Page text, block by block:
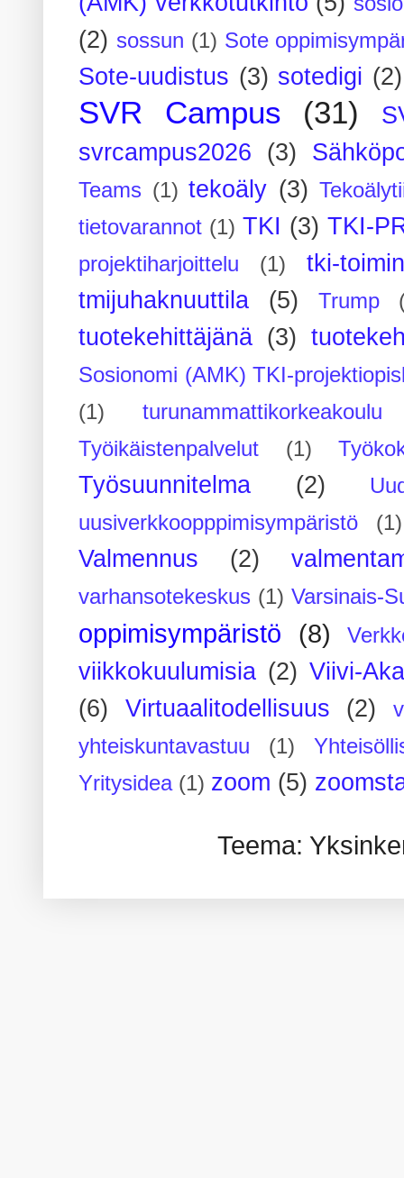
(2) sossun (1) Sote
Sote-uudistus (3) sotedigi (2)
SVR Campus (31)
svrcampus2026
(3)
Teams (1) tekoäly (3)
tietovarannot (1) TKI (3) TKI-
projektiharjoittelu (1)
tki-
tmijuhaknuuttila
(5) Trump
tuotekehittäjänä (3)
Sosionomi (AMK) TKI-
(1)
turunammattikorkeakoulu
Työikäistenpalvelut
(1)
Työsuunnitelma (2)
uusiverkkoopppimisympäristö
(1)
Valmennus (2)
varhansotekeskus (1) Varsinais-
oppimisympäristö (8)
viikkokuulumisia (2) Viivi-
(6)
Virtuaalitodellisuus (2)
yhteiskuntavastuu
(1)
Yritysidea (1) zoom (5)
Teema: